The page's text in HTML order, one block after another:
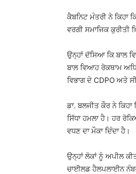
ਕੈਬਨਿਟ ਮੰਤਰੀ ਨੇ ਕਿਹਾ
ਵਰਗੀ ਸਮਾਜਿਕ ਕੁਰੀਤੀ
ਉਨ੍ਹਾਂ ਦੱਸਿਆ ਕਿ ਬਾਲ
ਬਾਲ ਵਿਆਹ ਰੋਕਥਾਮ
ਵਿਭਾਗ ਦੇ CDPO ਅਤੇ
ਡਾ. ਬਲਜੀਤ ਕੌਰ ਨੇ
ਸਿੱਧਾ ਹਮਲਾ ਹੈ। ਹਰ
ਵਧਣ ਦਾ ਮੌਕਾ ਦਿੰਦਾ ਹੈ।
ਉਨ੍ਹਾਂ ਲੋਕਾਂ ਨੂੰ ਅਪੀਲ
ਚਾਈਲਡ ਹੈਲਪਲਾਈਨ ਨੰਬਰ